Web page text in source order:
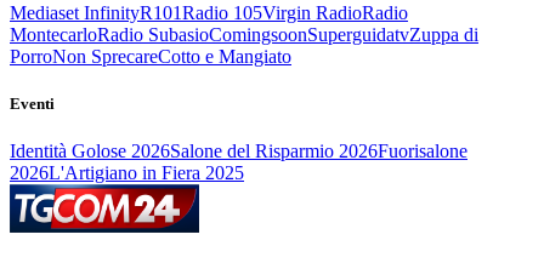
Mediaset InfinityR101Radio 105Virgin RadioRadio
MontecarloRadio SubasioComingsoonSuperguidatvZuppa di
PorroNon SprecareCotto e Mangiato
Eventi
Identità Golose 2026Salone del Risparmio 2026Fuorisalone
2026L'Artigiano in Fiera 2025